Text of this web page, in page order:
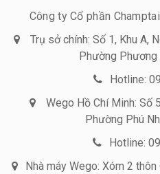
Công ty Cổ phần
Trụ sở chính: Số 1, Khu A,
Phường Phương
Hotline:
Wego Hồ Chí Minh: Số
Phường Phú
Hotline:
Nhà máy Wego: Xóm 2